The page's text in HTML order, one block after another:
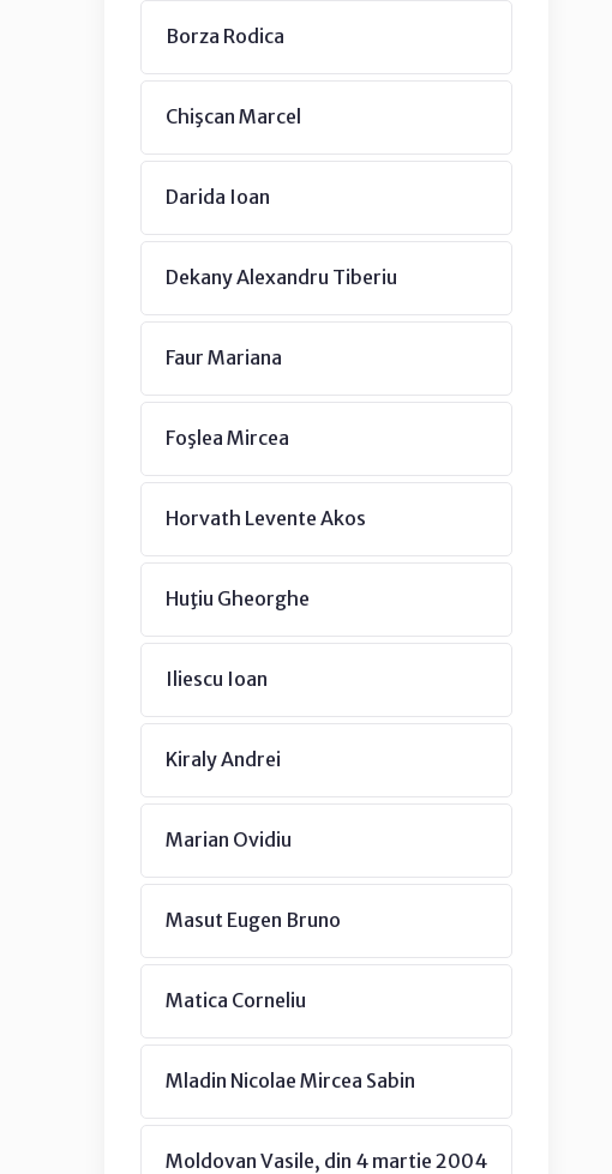
Borza Rodica
Chişcan Marcel
Darida Ioan
Dekany Alexandru Tiberiu
Faur Mariana
Foşlea Mircea
Horvath Levente Akos
Huţiu Gheorghe
Iliescu Ioan
Kiraly Andrei
Marian Ovidiu
Masut Eugen Bruno
Matica Corneliu
Mladin Nicolae Mircea Sabin
Moldovan Vasile, din 4 martie 2004